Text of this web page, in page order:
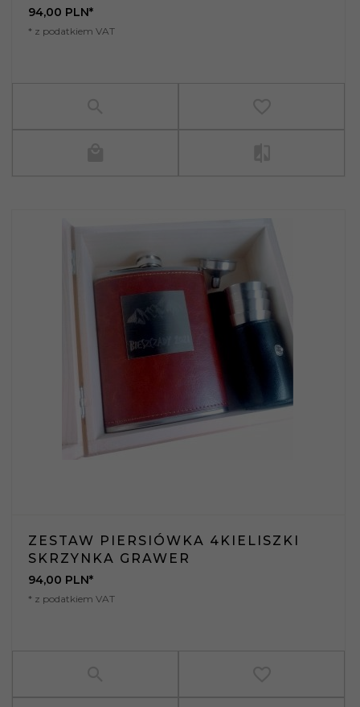
94,00 PLN*
* z podatkiem VAT
ZESTAW PIERSIÓWKA 4KIELISZKI
SKRZYNKA GRAWER
94,00 PLN*
* z podatkiem VAT